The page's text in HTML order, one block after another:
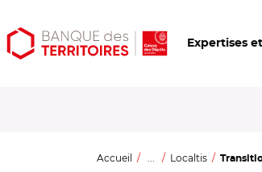
Aller
au
Aller
au
Ouvrir
les
Expertises
Accueil ... Localtis